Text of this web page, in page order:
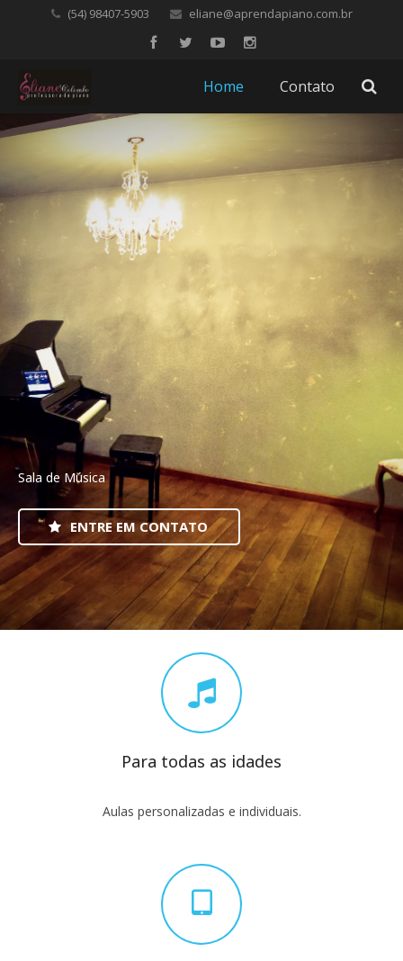
(54) 98407-5903 eliane@aprendapiano.com.br
Home Contato
Sala de Música
ENTRE EM CONTATO
Para todas as idades
Aulas personalizadas e individuais.